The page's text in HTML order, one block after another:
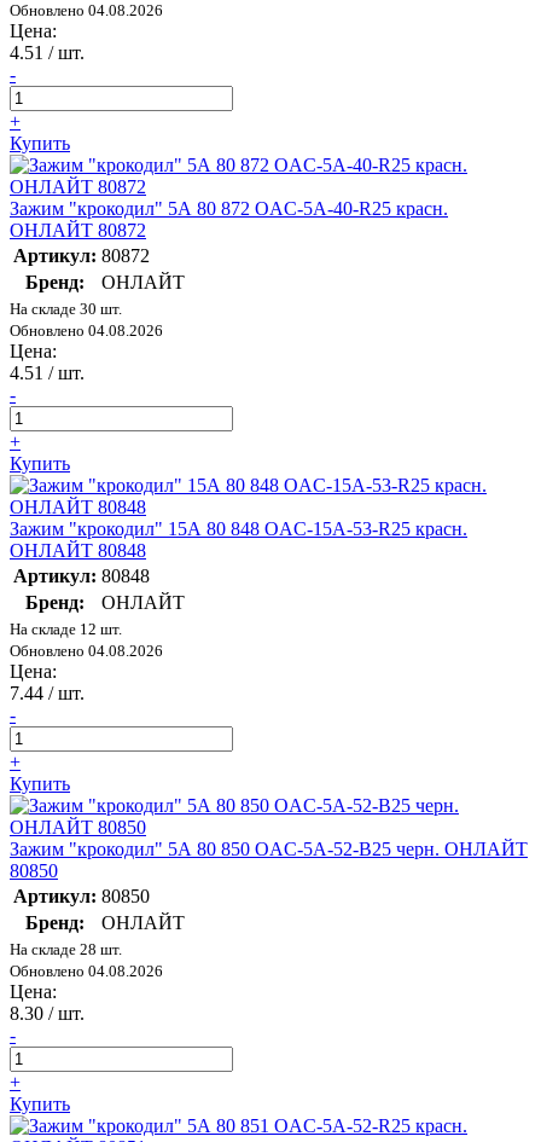
Обновлено 04.08.2026
Цена:
4.51 / шт.
-
+
Купить
Зажим "крокодил" 5А 80 872 OAC-5A-40-R25 красн.
ОНЛАЙТ 80872
Артикул: 80872
Бренд:
ОНЛАЙТ
На складе 30 шт.
Обновлено 04.08.2026
Цена:
4.51 / шт.
-
+
Купить
Зажим "крокодил" 15А 80 848 OAC-15A-53-R25 красн.
ОНЛАЙТ 80848
Артикул: 80848
Бренд:
ОНЛАЙТ
На складе 12 шт.
Обновлено 04.08.2026
Цена:
7.44 / шт.
-
+
Купить
Зажим "крокодил" 5А 80 850 OAC-5A-52-B25 черн. ОНЛАЙТ
80850
Артикул: 80850
Бренд:
ОНЛАЙТ
На складе 28 шт.
Обновлено 04.08.2026
Цена:
8.30 / шт.
-
+
Купить